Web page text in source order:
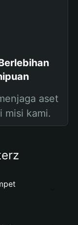
aset
misi kami.